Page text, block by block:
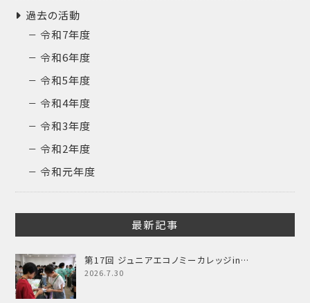
過去の活動
令和7年度
令和6年度
令和5年度
令和4年度
令和3年度
令和2年度
令和元年度
最新記事
第17回 ジュニアエコノミーカレッジin…
2026.7.30